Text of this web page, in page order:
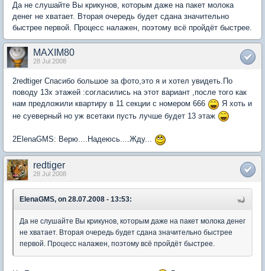
Да не слушайте Вы крикунов, которым даже на пакет молока
денег не хватает. Вторая очередь будет сдана значительно
быстрее первой. Процесс налажен, поэтому всё пройдёт быстрее.
MAXIM80
28 Jul 2008
2redtiger Спасибо большое за фото,это я и хотел увидеть.По
поводу 13х этажей :согласились на этот вариант ,после того как
нам предложили квартиру в 11 секции с номером 666
Я хоть и
не суеверный но уж всетаки пусть лучше будет 13 этаж
2ElenaGMS: Верю....Надеюсь....Жду...
redtiger
28 Jul 2008
ElenaGMS, on 28.07.2008 - 13:53:
Да не слушайте Вы крикунов, которым даже на пакет молока денег
не хватает. Вторая очередь будет сдана значительно быстрее
первой. Процесс налажен, поэтому всё пройдёт быстрее.